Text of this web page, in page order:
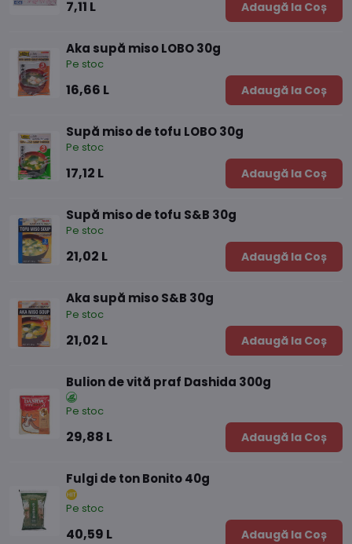
7,11 L Adaugă la Coș
Aka supă miso LOBO 30g
Pe stoc
16,66 L Adaugă la Coș
Supă miso de tofu LOBO 30g
Pe stoc
17,12 L Adaugă la Coș
Supă miso de tofu S&B 30g
Pe stoc
21,02 L Adaugă la Coș
Aka supă miso S&B 30g
Pe stoc
21,02 L Adaugă la Coș
Bulion de vită praf Dashida 300g
Pe stoc
29,88 L Adaugă la Coș
Fulgi de ton Bonito 40g
Pe stoc
40,59 L Adaugă la Coș